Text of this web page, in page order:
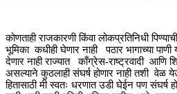
कोणताही राजकारणी किंवा लोकप्रतिनिधी
भूमिका कधीही घेणार नाही पठार भागाच्या पाणी
देणार नाही राज्यात काँग्रेस-राष्ट्रवादी आणि
असल्याने कुठलाही संघर्ष होणार नाही तशी वेळ
हितासाठी मी स्वतः धरणात उडी घेईन पण